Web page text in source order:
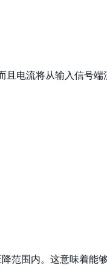
电流将从输入信号
范围内。这意味着能